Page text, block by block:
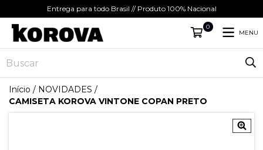
Entrega para todo Brasil // Produto 100% Nacional
0
MENU
Início / NOVIDADES /
CAMISETA KOROVA VINTONE COPAN PRETO